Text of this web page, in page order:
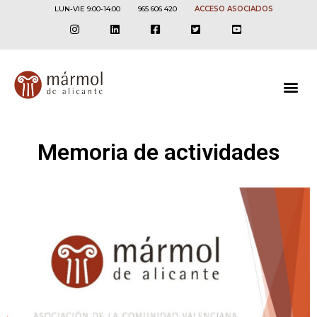
LUN-VIE 9:00-14:00 965 606 420 ACCESO ASOCIADOS
Memoria de actividades